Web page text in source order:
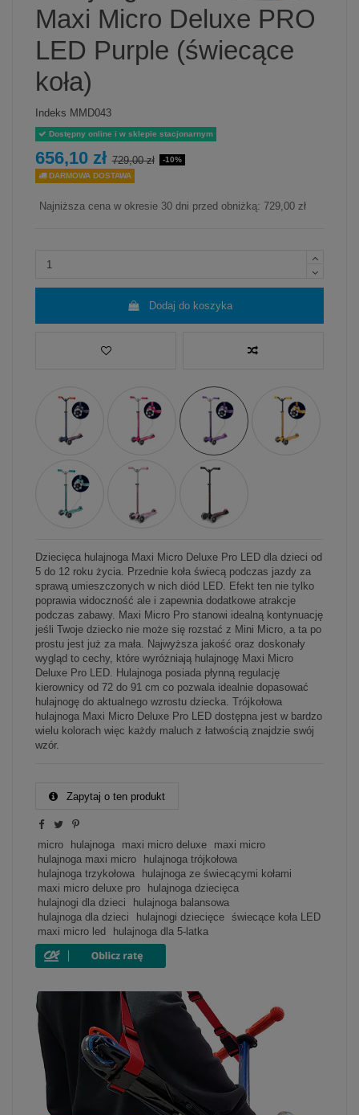
Maxi Micro Deluxe PRO
LED Purple (świecące
koła)
Indeks MMD043
Dostępny online i w sklepie stacjonarnym
656,10 zł 729,00 zł
-10%
DARMOWA DOSTAWA
Najniższa cena w okresie 30 dni przed obniżką: 729,00 zł
Dodaj do koszyka
Dziecięca hulajnoga Maxi Micro Deluxe Pro LED dla dzieci od
5 do 12 roku życia. Przednie koła świecą podczas jazdy za
sprawą umieszczonych w nich diód LED. Efekt ten nie tylko
poprawia widoczność ale i zapewnia dodatkowe atrakcje
podczas zabawy. Maxi Micro Pro stanowi idealną kontynuację
jeśli Twoje dziecko nie może się rozstać z Mini Micro, a ta po
prostu jest już za mała. Najwyższa jakość oraz doskonały
wygląd to cechy, które wyróżniają hulajnogę Maxi Micro
Deluxe Pro LED. Hulajnoga posiada płynną regulację
kierownicy od 72 do 91 cm co pozwala idealnie dopasować
hulajnogę do aktualnego wzrostu dziecka. Trójkołowa
hulajnoga Maxi Micro Deluxe Pro LED dostępna jest w bardzo
wielu kolorach więc każdy maluch z łatwością znajdzie swój
wzór.
Zapytaj o ten produkt
micro hulajnoga maxi micro deluxe
maxi micro
hulajnoga maxi micro
hulajnoga trójkołowa
hulajnoga trzykołowa
hulajnoga ze świecącymi kołami
maxi micro deluxe pro
hulajnoga dziecięca
hulajnogi dla dzieci
hulajnoga balansowa
hulajnoga dla dzieci
hulajnogi dziecięce
świecące koła LED
maxi micro led
hulajnoga dla 5-latka